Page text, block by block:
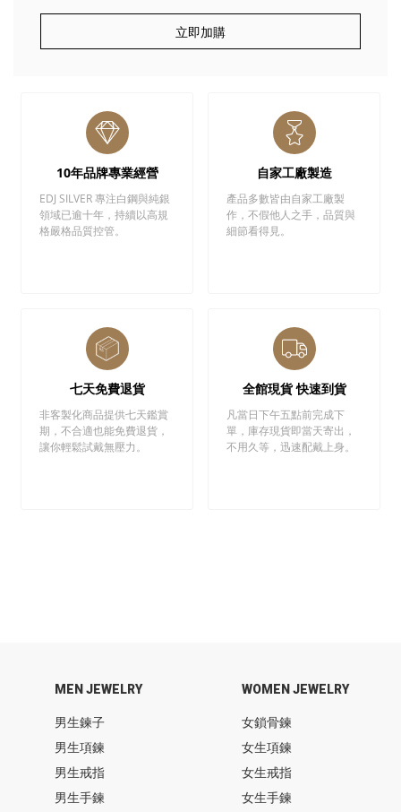
立即加購
10年品牌專業經營
EDJ SILVER 專注白鋼與純銀
領域已逾十年，持續以高規
格嚴格品質控管。
自家工廠製造
產品多數皆由自家工廠製
作，不假他人之手，品質與
細節看得見。
七天免費退貨
非客製化商品提供七天鑑賞
期，不合適也能免費退貨，
讓你輕鬆試戴無壓力。
全館現貨 快速到貨
凡當日下午五點前完成下
單，庫存現貨即當天寄出，
不用久等，迅速配戴上身。
MEN JEWELRY
男生鍊子
男生項鍊
男生戒指
男生手鍊
WOMEN JEWELRY
女鎖骨鍊
女生項鍊
女生戒指
女生手鍊